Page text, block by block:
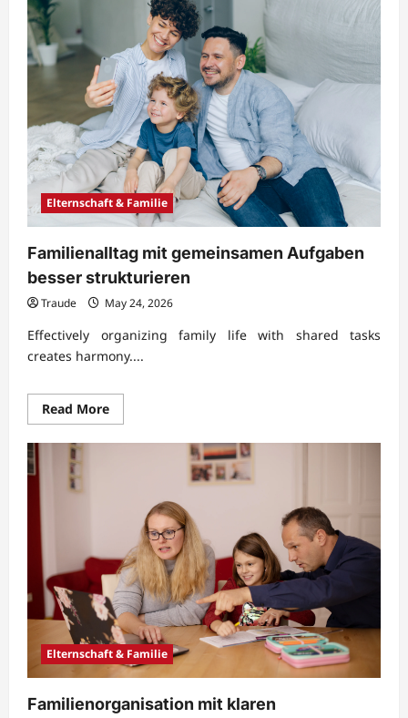
Elternschaft & Familie
Familienalltag mit gemeinsamen Aufgaben
besser strukturieren
Traude May 24, 2026
Effectively organizing family life with shared tasks
creates harmony....
Read MoreRead
more
Familienalltag
gemeinsamen
strukturieren
Elternschaft & Familie
Familienorganisation mit klaren